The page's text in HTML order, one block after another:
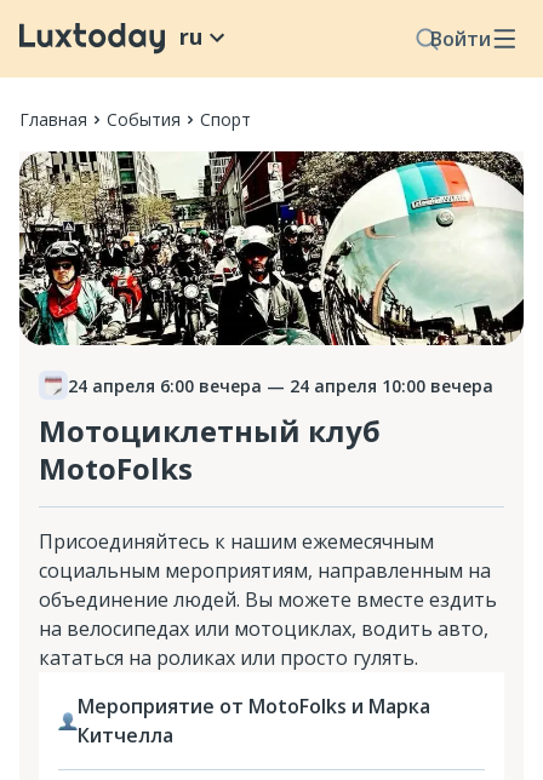
Войти
ru
Главная События Спорт
24 апреля 6:00 вечера — 24 апреля 10:00 вечера
Мотоциклетный клуб
MotoFolks
Присоединяйтесь к нашим ежемесячным
социальным мероприятиям, направленным на
объединение людей. Вы можете вместе ездить
на велосипедах или мотоциклах, водить авто,
кататься на роликах или просто гулять.
Мероприятие от MotoFolks и Марка
Китчелла